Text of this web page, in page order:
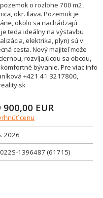
o rozlohe 700 m2,
okr. Ilava. Pozemok je
okolo sa nachádzajú
teda ideálny na výstavbu
elektrika, plyn) sú v
cesta. Nový majiteľ može
rozvíjajúcou sa obcou,
bývanie. Pre viac info
+421 41 3217800,
900,00 EUR
cenu
2026
022S-1396487 (61715)